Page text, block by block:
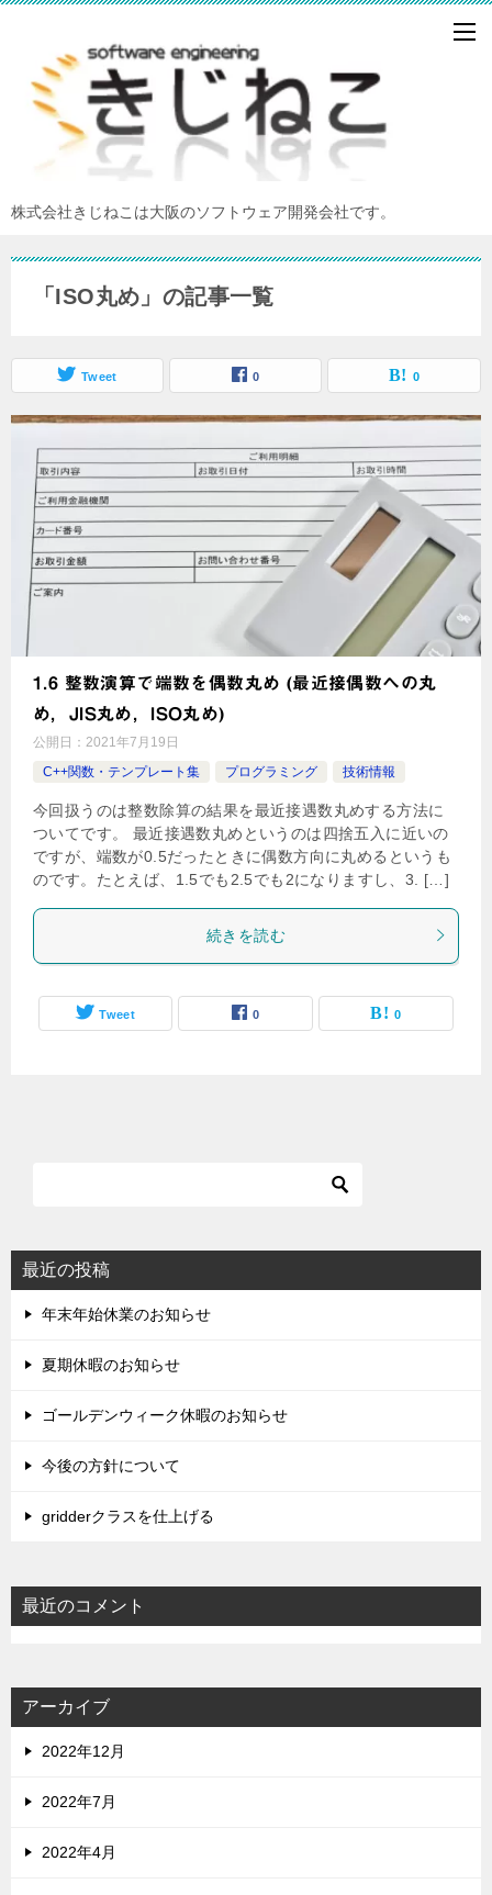
株式会社きじねこは大阪のソフトウェア開発会社です。
「ISO丸め」の記事一覧
Tweet 0 0
1.6 整数演算で端数を偶数丸め (最近接偶数への丸
め，JIS丸め，ISO丸め)
公開日： 2021年7月19日
C++関数・テンプレート集
プログラミング 技術情報
今回扱うのは整数除算の結果を最近接遇数丸めする方法に
ついてです。 最近接遇数丸めというのは四捨五入に近いの
ですが、端数が0.5だったときに偶数方向に丸めるというも
のです。たとえば、1.5でも2.5でも2になりますし、3. […]
続きを読む
Tweet 0 0
最近の投稿
年末年始休業のお知らせ
夏期休暇のお知らせ
ゴールデンウィーク休暇のお知らせ
今後の方針について
gridderクラスを仕上げる
最近のコメント
アーカイブ
2022年12月
2022年7月
2022年4月